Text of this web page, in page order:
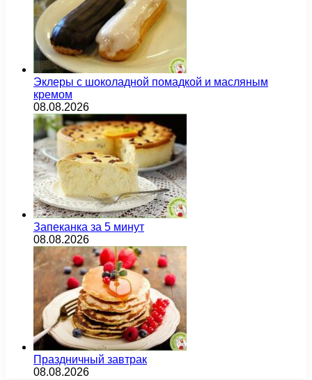
Эклеры с шоколадной помадкой и масляным
кремом
08.08.2026
Запеканка за 5 минут
08.08.2026
Праздничный завтрак
08.08.2026